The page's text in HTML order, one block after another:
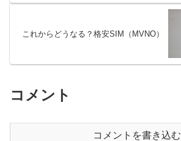
これからどうなる？格安SIM（MVNO）
コメント
コメントを書き込む